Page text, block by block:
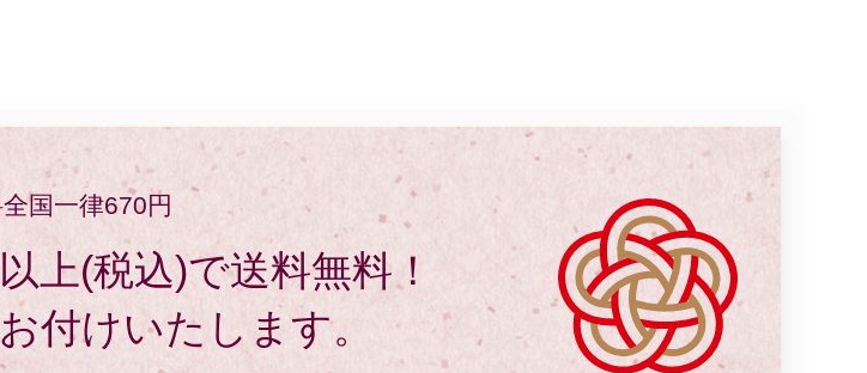
国一律670円
上(税込)で送料無料！
付けいたします。